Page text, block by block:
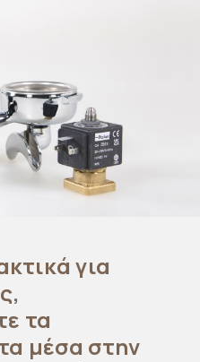
για
τα
μέσα στην